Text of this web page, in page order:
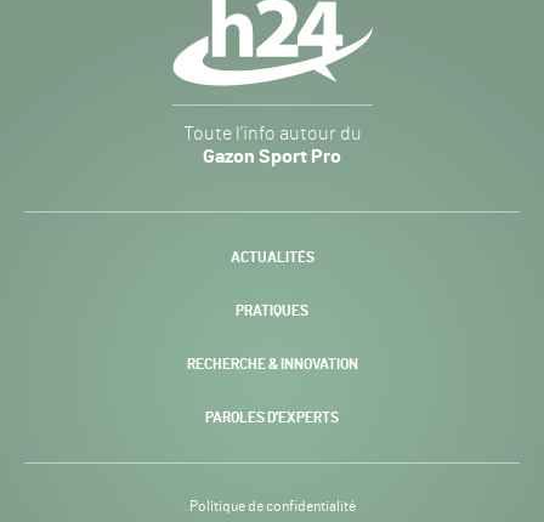
Sport
Pro
-
Toute l’info autour du
Gazon Sport Pro
ACTUALITÉS
PRATIQUES
RECHERCHE & INNOVATION
PAROLES D’EXPERTS
Politique de confidentialité